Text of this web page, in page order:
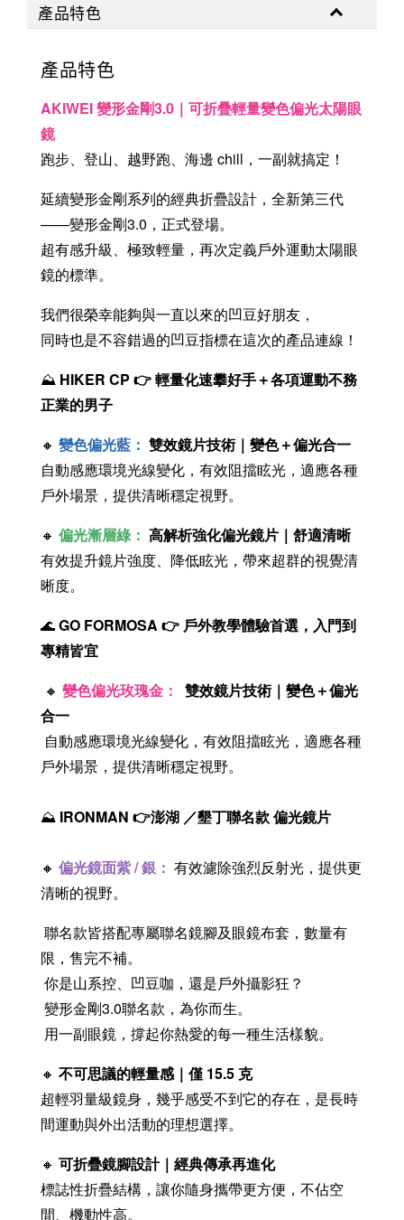
產品特色
產品特色
AKIWEI 變形金剛3.0｜可折疊輕量變色偏光太陽眼
鏡
跑步、登山、越野跑、海邊 chill，一副就搞定！
延續變形金剛系列的經典折疊設計，全新第三代
——變形金剛3.0，正式登場。
超有感升級、極致輕量，再次定義戶外運動太陽眼
鏡的標準。
我們很榮幸能夠與一直以來的凹豆好朋友，
同時也是不容錯過的凹豆指標在這次的產品連線！
⛰️ HIKER CP 👉 輕量化速攀好手＋各項運動不務
正業的男子
🔸 變色偏光藍： 雙效鏡片技術｜變色＋偏光合一
自動感應環境光線變化，有效阻擋眩光，適應各種
戶外場景，提供清晰穩定視野。
🔸 偏光漸層綠： 高解析強化偏光鏡片｜舒適清晰
有效提升鏡片強度、降低眩光，帶來超群的視覺清
晰度。
🌊GO FORMOSA 👉 戶外教學體驗首選，入門到
專精皆宜
🔸 變色偏光玫瑰金： 雙效鏡片技術｜變色＋偏光
合一
自動感應環境光線變化，有效阻擋眩光，適應各種
戶外場景，提供清晰穩定視野。
⛰️ IRONMAN 👉澎湖 ／墾丁聯名款 偏光鏡片
🔸 偏光鏡面紫 / 銀 ： 有效濾除強烈反射光，提供更
清晰的視野。
聯名款皆搭配專屬聯名鏡腳及眼鏡布套，數量有
限，售完不補。
你是山系控、凹豆咖，還是戶外攝影狂？
變形金剛3.0聯名款，為你而生。
用一副眼鏡，撐起你熱愛的每一種生活樣貌。
🔸 不可思議的輕量感｜僅 15.5 克
超輕羽量級鏡身，幾乎感受不到它的存在，是長時
間運動與外出活動的理想選擇。
🔸 可折疊鏡腳設計｜經典傳承再進化
標誌性折疊結構，讓你隨身攜帶更方便，不佔空
間、機動性高。